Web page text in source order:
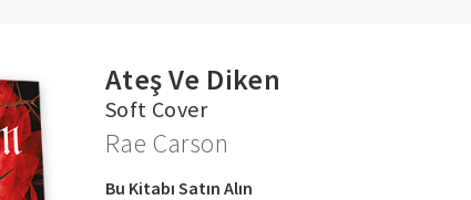
Ateş Ve Diken
Soft Cover
Rae Carson
Bu Kitabı Satın Alın